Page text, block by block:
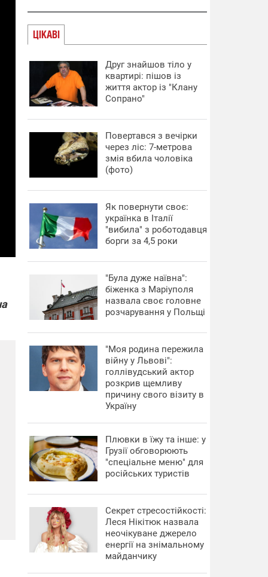
ЦІКАВІ
Друг знайшов тіло у
квартирі: пішов із
життя актор із "Клану
Сопрано"
Повертався з вечірки
через ліс: 7-метрова
змія вбила чоловіка
(фото)
​Як повернути своє:
українка в Італії
"вибила" з роботодавця
борги за 4,5 роки
"Була дуже наївна":
біженка з Маріуполя
назвала своє головне
розчарування у Польщі
"Моя родина пережила
війну у Львові":
голлівудський актор
розкрив щемливу
причину свого візиту в
Україну
Плювки в їжу та інше: у
Грузії обговорюють
"спеціальне меню" для
російських туристів
Секрет стресостійкості:
Леся Нікітюк назвала
неочікуване джерело
енергії на знімальному
майданчику